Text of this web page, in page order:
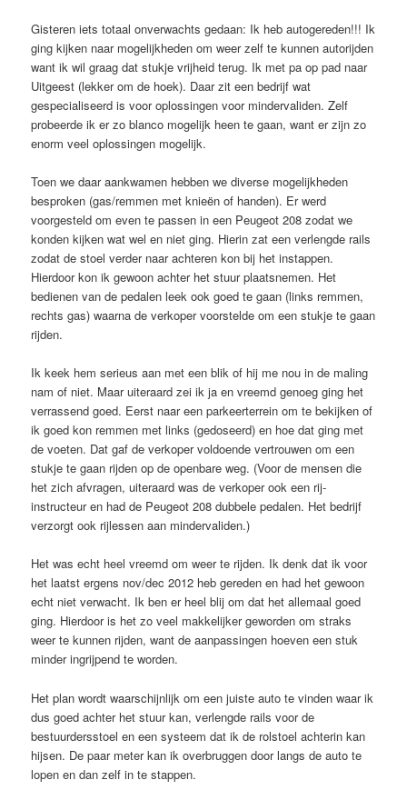
Gisteren iets totaal onverwachts gedaan: Ik heb autogereden!!! Ik
ging kijken naar mogelijkheden om weer zelf te kunnen autorijden
want ik wil graag dat stukje vrijheid terug. Ik met pa op pad naar
Uitgeest (lekker om de hoek). Daar zit een bedrijf wat
gespecialiseerd is voor oplossingen voor mindervaliden. Zelf
probeerde ik er zo blanco mogelijk heen te gaan, want er zijn zo
enorm veel oplossingen mogelijk.
Toen we daar aankwamen hebben we diverse mogelijkheden
besproken (gas/remmen met knieën of handen). Er werd
voorgesteld om even te passen in een Peugeot 208 zodat we
konden kijken wat wel en niet ging. Hierin zat een verlengde rails
zodat de stoel verder naar achteren kon bij het instappen.
Hierdoor kon ik gewoon achter het stuur plaatsnemen. Het
bedienen van de pedalen leek ook goed te gaan (links remmen,
rechts gas) waarna de verkoper voorstelde om een stukje te gaan
rijden.
Ik keek hem serieus aan met een blik of hij me nou in de maling
nam of niet. Maar uiteraard zei ik ja en vreemd genoeg ging het
verrassend goed. Eerst naar een parkeerterrein om te bekijken of
ik goed kon remmen met links (gedoseerd) en hoe dat ging met
de voeten. Dat gaf de verkoper voldoende vertrouwen om een
stukje te gaan rijden op de openbare weg. (Voor de mensen die
het zich afvragen, uiteraard was de verkoper ook een rij-
instructeur en had de Peugeot 208 dubbele pedalen. Het bedrijf
verzorgt ook rijlessen aan mindervaliden.)
Het was echt heel vreemd om weer te rijden. Ik denk dat ik voor
het laatst ergens nov/dec 2012 heb gereden en had het gewoon
echt niet verwacht. Ik ben er heel blij om dat het allemaal goed
ging. Hierdoor is het zo veel makkelijker geworden om straks
weer te kunnen rijden, want de aanpassingen hoeven een stuk
minder ingrijpend te worden.
Het plan wordt waarschijnlijk om een juiste auto te vinden waar ik
dus goed achter het stuur kan, verlengde rails voor de
bestuurdersstoel en een systeem dat ik de rolstoel achterin kan
hijsen. De paar meter kan ik overbruggen door langs de auto te
lopen en dan zelf in te stappen.